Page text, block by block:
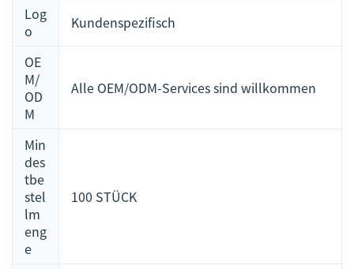
Log
o
Kundenspezifisch
OE
M/
OD
M
Alle OEM/ODM-Services sind willkommen
Min
des
tbe
stel
lm
eng
e
100 STÜCK